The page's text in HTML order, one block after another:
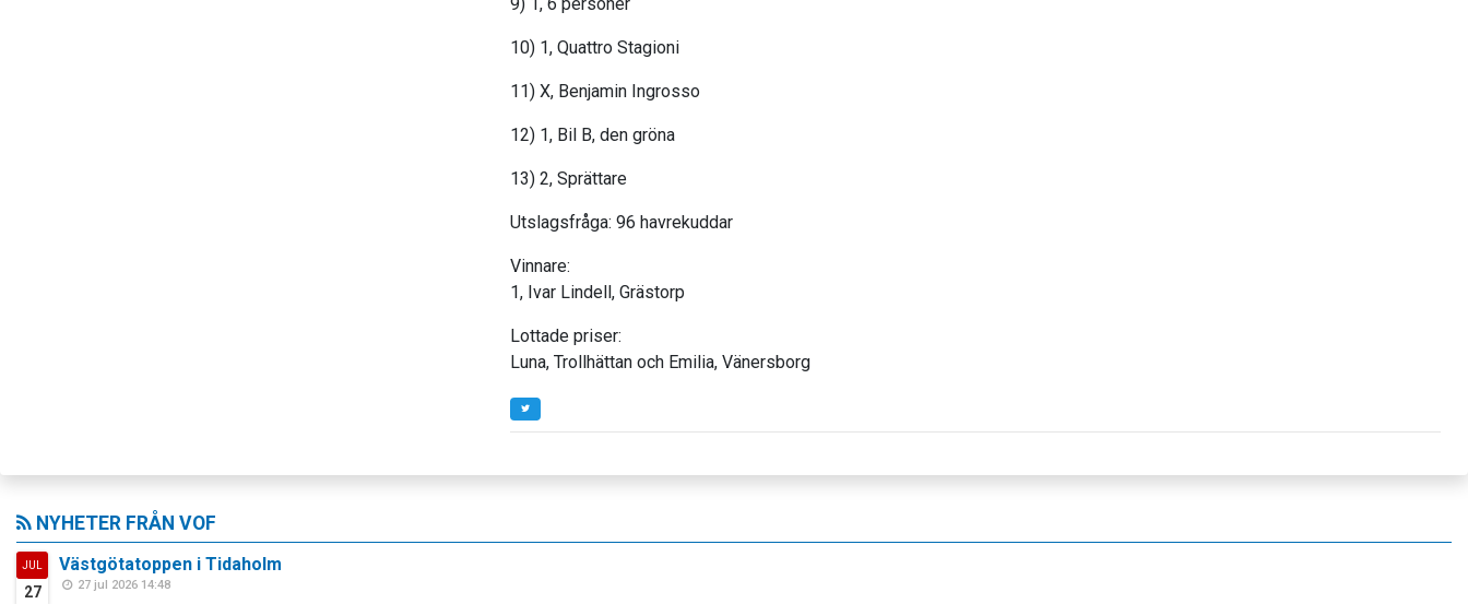
10) 1, Quattro Stagioni
11) X, Benjamin Ingrosso
12) 1, Bil B, den gröna
13) 2, Sprättare
Utslagsfråga: 96 havrekuddar
Vinnare:
1, Ivar Lindell, Grästorp
Lottade priser:
Luna, Trollhättan och Emilia, Vänersborg
NYHETER FRÅN VOF
JUL
27
Västgötatoppen i Tidaholm
27 jul 2026 14:48